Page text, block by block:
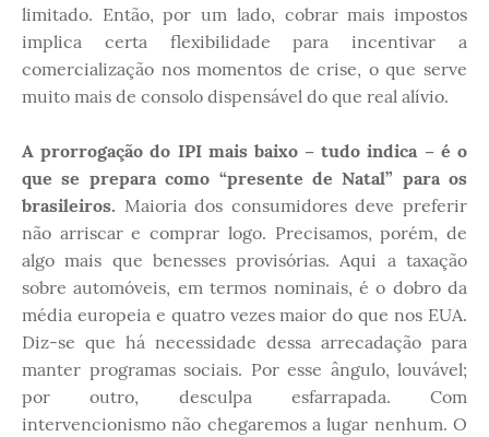
limitado. Então, por um lado, cobrar mais impostos
implica certa flexibilidade para incentivar a
comercialização nos momentos de crise, o que serve
muito mais de consolo dispensável do que real alívio.
A prorrogação do IPI mais baixo – tudo indica – é o
que se prepara como “presente de Natal” para os
brasileiros. Maioria dos consumidores deve preferir
não arriscar e comprar logo. Precisamos, porém, de
algo mais que benesses provisórias. Aqui a taxação
sobre automóveis, em termos nominais, é o dobro da
média europeia e quatro vezes maior do que nos EUA.
Diz-se que há necessidade dessa arrecadação para
manter programas sociais. Por esse ângulo, louvável;
por outro, desculpa esfarrapada. Com
intervencionismo não chegaremos a lugar nenhum. O